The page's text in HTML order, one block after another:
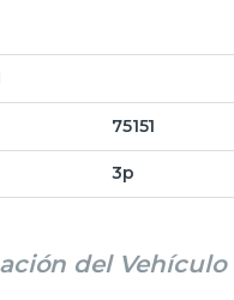
75151
3p
del Vehículo